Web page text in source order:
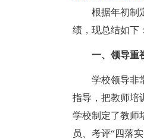
根据年初制定
绩，现总结如下：
一、领导重
学校领导非常
指导，把教师培
学校制定了教师
员、考评“四落